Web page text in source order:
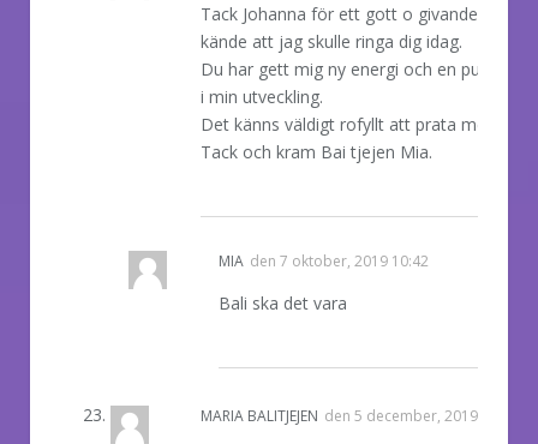
Tack Johanna för ett gott o givande samtal
kände att jag skulle ringa dig idag.
Du har gett mig ny energi och en puff
i min utveckling.
Det känns väldigt rofyllt att prata med dig.
Tack och kram Bai tjejen Mia.
MIA den 7 oktober, 2019 10:42
Bali ska det vara
MARIA BALITJEJEN den 5 december, 2019 07:14